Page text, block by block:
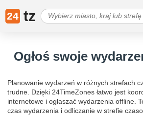
24 tz
Ogłoś swoje
Planowanie wydarzeń w różnych strefach
trudne. Dzięki 24TimeZones łatwo jest
internetowe i ogłaszać wydarzenia offline.
czas wydarzenia i odliczanie w strefie